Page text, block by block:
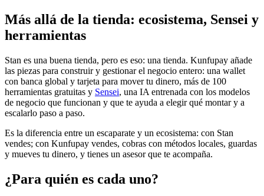
Más allá de la tienda: ecosistema, Sensei y
herramientas
Stan es una buena tienda, pero es eso: una tienda. Kunfupay añade
las piezas para construir y gestionar el negocio entero: una wallet
con banca global y tarjeta para mover tu dinero, más de 100
herramientas gratuitas y Sensei, una IA entrenada con los modelos
de negocio que funcionan y que te ayuda a elegir qué montar y a
escalarlo paso a paso.
Es la diferencia entre un escaparate y un ecosistema: con Stan
vendes; con Kunfupay vendes, cobras con métodos locales, guardas
y mueves tu dinero, y tienes un asesor que te acompaña.
¿Para quién es cada uno?